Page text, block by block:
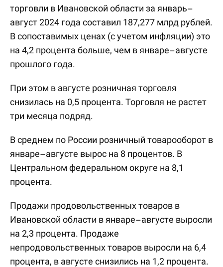
торговли в Ивановской области за январь–
август 2024 года составил 187,277 млрд рублей.
В сопоставимых ценах (с учетом инфляции) это
на 4,2 процента больше, чем в январе–августе
прошлого года.
При этом в августе розничная торговля
снизилась на 0,5 процента. Торговля не растет
три месяца подряд.
В среднем по России розничный товарооборот в
январе–августе вырос на 8 процентов. В
Центральном федеральном округе на 8,1
процента.
Продажи продовольственных товаров в
Ивановской области в январе–августе выросли
на 2,3 процента. Продаже
непродовольственных товаров выросли на 6,4
процента, в августе снизились на 1,2 процента.